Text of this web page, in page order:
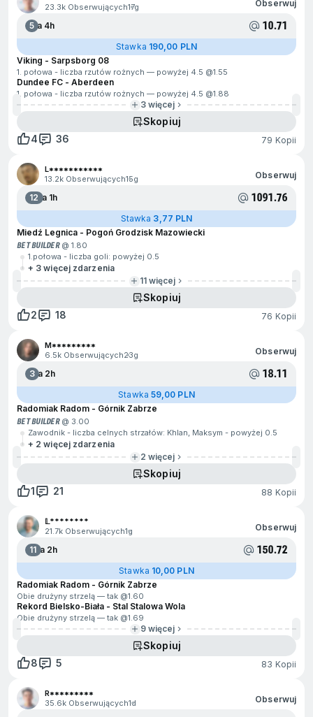
23.3k Obserwujących17g Obserwuj
5Za 4h 10.71
Stawka 190,00 PLN
Viking - Sarpsborg 08
1. połowa - liczba rzutów rożnych — powyżej 4.5 @1.55
Dundee FC - Aberdeen
1. połowa - liczba rzutów rożnych — powyżej 4.5 @1.88
3 więcej
Skopiuj
4
36 79 Kopii
L***********
13.2k Obserwujących15g Obserwuj
12Za 1h 1091.76
Stawka 3,77 PLN
Miedź Legnica - Pogoń Grodzisk Mazowiecki
BET BUILDER@ 1.80
1.połowa - liczba goli: powyżej 0.5
+ 3 więcej zdarzenia
11 więcej
Skopiuj
2
18 76 Kopii
M*********
6.5k Obserwujących23g Obserwuj
3Za 2h 18.11
Stawka 59,00 PLN
Radomiak Radom - Górnik Zabrze
BET BUILDER@ 3.00
Zawodnik - liczba celnych strzałów: Khlan, Maksym - powyżej 0.5
+ 2 więcej zdarzenia
2 więcej
Skopiuj
1
21 88 Kopii
𝕃********
21.7k Obserwujących1g Obserwuj
11Za 2h 150.72
Stawka 10,00 PLN
Radomiak Radom - Górnik Zabrze
Obie drużyny strzelą — tak @1.60
Rekord Bielsko-Biała - Stal Stalowa Wola
Obie drużyny strzelą — tak @1.69
9 więcej
Skopiuj
8
5 83 Kopii
R*********
35.6k Obserwujących1d Obserwuj